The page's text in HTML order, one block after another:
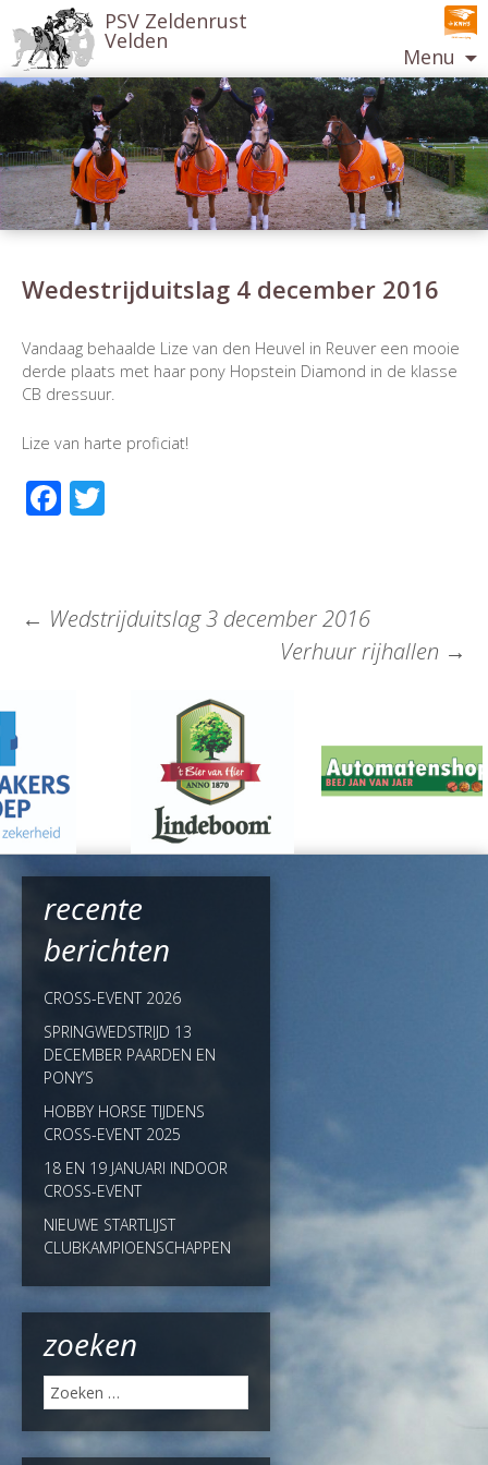
PSV Zeldenrust
Velden
Menu
naar
de
inhoud
Wedestrijduitslag 4 december 2016
Vandaag behaalde Lize van den Heuvel in Reuver een mooie
derde plaats met haar pony Hopstein Diamond in de klasse
CB dressuur.
Lize van harte proficiat!
Facebook
Berichtnavigatie
← Wedstrijduitslag 3 december 2016
Verhuur rijhallen →
recente
berichten
CROSS-EVENT 2026
SPRINGWEDSTRIJD 13
DECEMBER PAARDEN EN
PONY’S
HOBBY HORSE TIJDENS
CROSS-EVENT 2025
18 EN 19 JANUARI INDOOR
CROSS-EVENT
NIEUWE STARTLIJST
CLUBKAMPIOENSCHAPPEN
zoeken
Zoeken
naar: